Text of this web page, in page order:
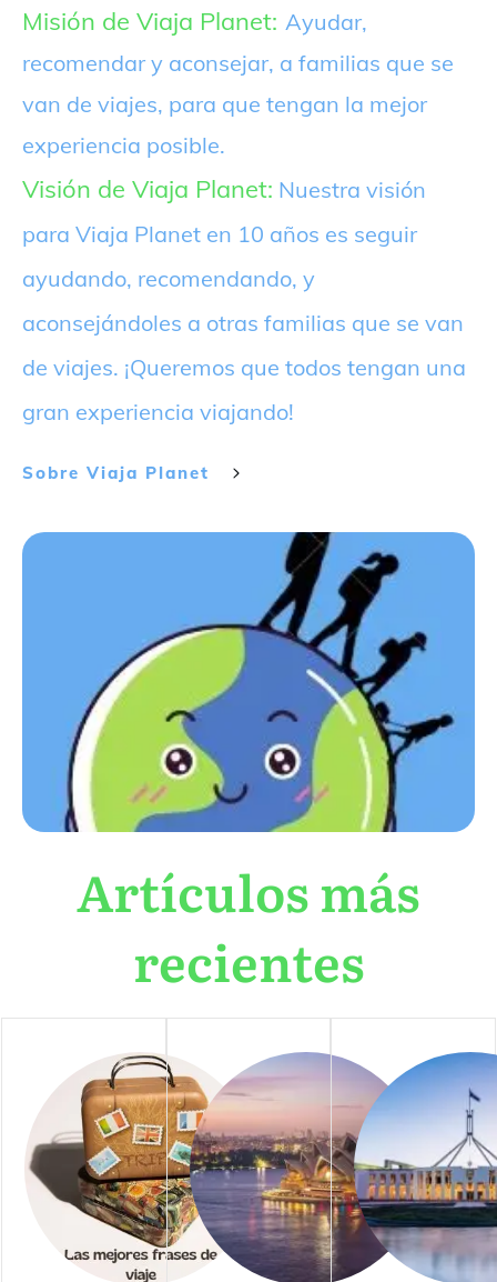
Misión de Viaja Planet: Ayudar,
recomendar y aconsejar, a familias que se
van de viajes, para que tengan la mejor
experiencia posible.
Visión de Viaja Planet: Nuestra visión
para Viaja Planet en 10 años es seguir
ayudando, recomendando, y
aconsejándoles a otras familias que se van
de viajes. ¡Queremos que todos tengan una
gran experiencia viajando!
Sobre Viaja Planet
Artículos más
recientes